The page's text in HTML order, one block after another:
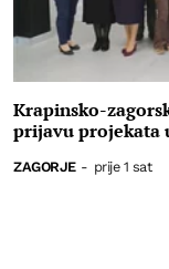
Krapinsko-
prijavu projekata
ZAGORJE - prije 1 sat